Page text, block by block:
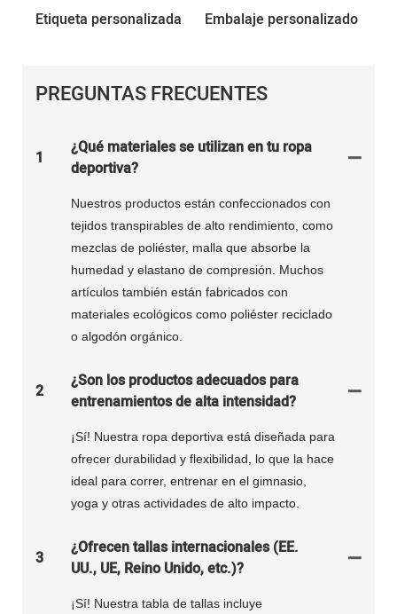
Etiqueta personalizada Embalaje personalizado
PREGUNTAS FRECUENTES
1
¿Qué materiales se utilizan en tu ropa
deportiva?
Nuestros productos están confeccionados con
tejidos transpirables de alto rendimiento, como
mezclas de poliéster, malla que absorbe la
humedad y elastano de compresión. Muchos
artículos también están fabricados con
materiales ecológicos como poliéster reciclado
o algodón orgánico.
2
¿Son los productos adecuados para
entrenamientos de alta intensidad?
¡Sí! Nuestra ropa deportiva está diseñada para
ofrecer durabilidad y flexibilidad, lo que la hace
ideal para correr, entrenar en el gimnasio,
yoga y otras actividades de alto impacto.
3
¿Ofrecen tallas internacionales (EE.
UU., UE, Reino Unido, etc.)?
¡Sí! Nuestra tabla de tallas incluye